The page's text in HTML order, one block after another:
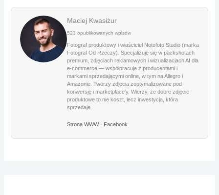
Maciej Kwasiżur
523 opublikowanych wpisów
Fotograf produktowy i właściciel Notofoto Studio (marka
Fotograf Od Rzeczy). Specjalizuje się w packshotach
premium, zdjęciach reklamowych i wizualizacjach AI dla
e-commerce — współpracuje z producentami i
markami sprzedającymi online, w tym na Allegro i
Amazonie. Tworzy zdjęcia zoptymalizowane pod
konwersję i marketplace'y. Wierzy, że dobre zdjęcie
produktowe to nie koszt, lecz inwestycja, która
sprzedaje.
Strona WWW· Facebook